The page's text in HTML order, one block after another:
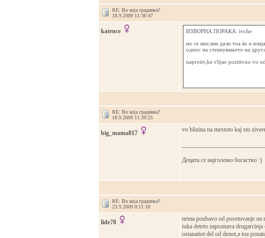
RE: Во која градинка?
18.9.2009 11:36:47
katence
ИЗВОРНА ПОРАКА: ivche
но се мислам дали тоа ќе и
однос на стекнувањето на
naprotiv,ke vlijae pozitivno vo
RE: Во која градинка?
18.9.2009 11:39:25
big_mama817 vo blizina na mestoto kaj sto
Децата се најголемо богаство :)
RE: Во која градинка?
23.9.2009 0:11:18
lide78
nema poubavo od posetuvanje
tuka deteto zapoznava
ostanatiot del od denot,a toa